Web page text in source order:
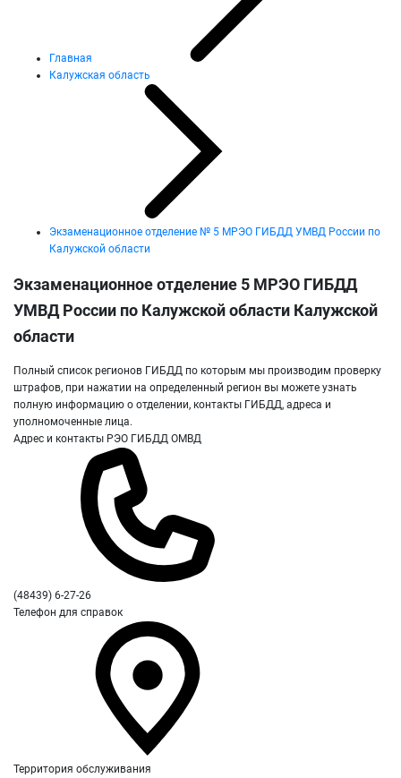
Главная
Калужская область
Экзаменационное отделение № 5 МРЭО ГИБДД УМВД России по
Калужской области
Экзаменационное отделение 5 МРЭО ГИБДД
УМВД России по Калужской области Калужской
области
Полный список регионов ГИБДД по которым мы производим проверку
штрафов, при нажатии на определенный регион вы можете узнать
полную информацию о отделении, контакты ГИБДД, адреса и
уполномоченные лица.
Адрес и контакты РЭО ГИБДД ОМВД
(48439) 6-27-26
Телефон для справок
Территория обслуживания